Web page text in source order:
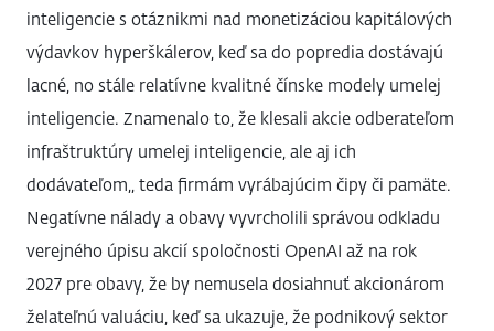
inteligencie s otáznikmi nad monetizáciou kapitálových
výdavkov hyperškálerov, keď sa do popredia dostávajú
lacné, no stále relatívne kvalitné čínske modely umelej
inteligencie. Znamenalo to, že klesali akcie odberateľom
infraštruktúry umelej inteligencie, ale aj ich
dodávateľom,, teda firmám vyrábajúcim čipy či pamäte.
Negatívne nálady a obavy vyvrcholili správou odkladu
verejného úpisu akcií spoločnosti OpenAI až na rok
2027 pre obavy, že by nemusela dosiahnuť akcionárom
želateľnú valuáciu, keď sa ukazuje, že podnikový sektor